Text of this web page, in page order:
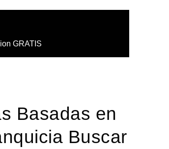
GRATIS
Basadas en
Buscar